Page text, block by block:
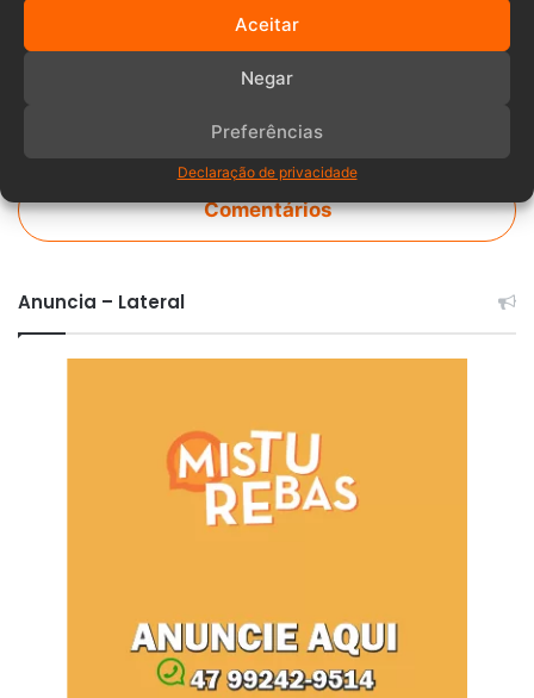
Aceitar
Negar
Preferências
Declaração de privacidade
Comentários
Anuncia – Lateral